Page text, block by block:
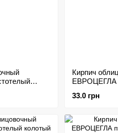
Кирпич
ЕВРОЦЕГЛА
33.0 грн